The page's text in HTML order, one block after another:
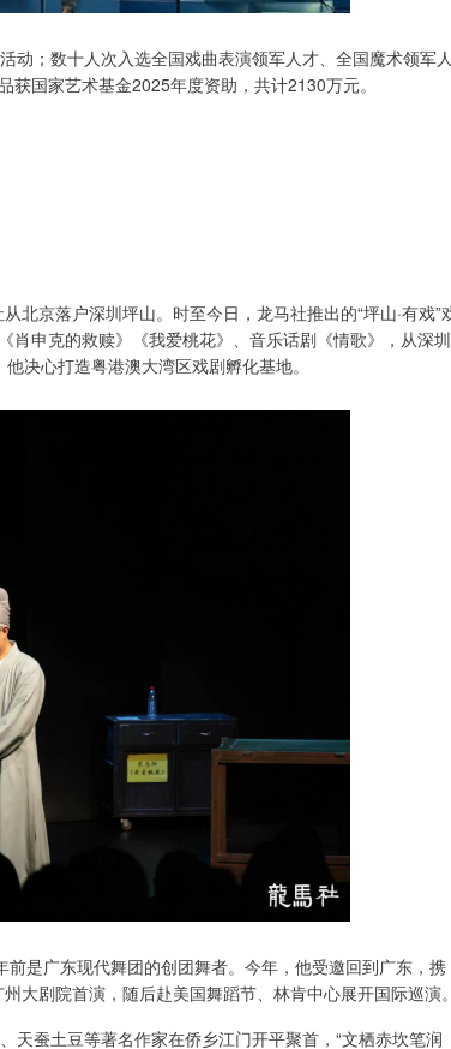
动；数十人次入选全国戏曲表演领军人才、全国魔术领军
国家艺术基金2025年度资助，共计2130万元。
北京落户深圳坪山。时至今日，龙马社推出的“坪山·有戏”
申克的救赎》《我爱桃花》、音乐话剧《情歌》，从深圳
决心打造粤港澳大湾区戏剧孵化基地。
是广东现代舞团的创团舞者。今年，他受邀回到广东，携
大剧院首演，随后赴美国舞蹈节、林肯中心展开国际巡演
天蚕土豆等著名作家在侨乡江门开平聚首，“文栖赤坎笔润